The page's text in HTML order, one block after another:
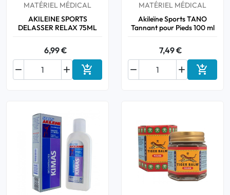
MATÉRIEL MÉDICAL
AKILEINE SPORTS
DELASSER RELAX 75ML
6,99 €

 Ajouter au panier
MATÉRIEL MÉDICAL
Akileïne Sports TANO
Tannant pour Pieds 100 ml
7,49 €

 